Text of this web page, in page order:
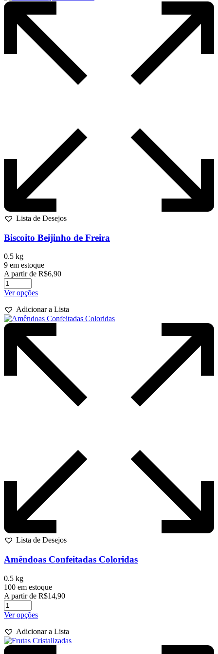
Lista de Desejos
Biscoito Beijinho de Freira
0.5 kg
9 em estoque
A partir de R$6,90
Ver opçõesEste
tem
várias
As
podem
escolhidas
página
Adicionar a Lista
Lista de Desejos
Amêndoas Confeitadas Coloridas
0.5 kg
100 em estoque
A partir de R$14,90
Ver opçõesEste
tem
várias
Adicionar a Lista